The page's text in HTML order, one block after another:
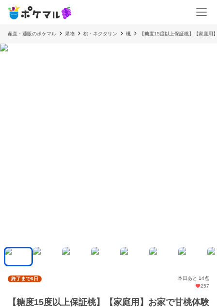
産直・通販のポケマル 果物 桃・ネクタリン 桃 【糖度15度以上保証桃】【家庭用
終了まで6日
本日あと 14点
257
【糖度15度以上保証桃】【家庭用】お家で甘桃体験